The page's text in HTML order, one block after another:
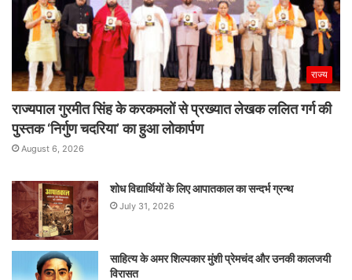
राज्य
राज्यपाल गुरमीत सिंह के करकमलों से प्रख्यात लेखक ललित गर्ग की
पुस्तक ‘निर्गुण चदरिया’ का हुआ लोकार्पण
August 6, 2026
शोध विद्यार्थियों के लिए आपातकाल का सन्दर्भ ग्रन्थ
July 31, 2026
साहित्य के अमर शिल्पकार मुंशी प्रेमचंद और उनकी कालजयी
विरासत